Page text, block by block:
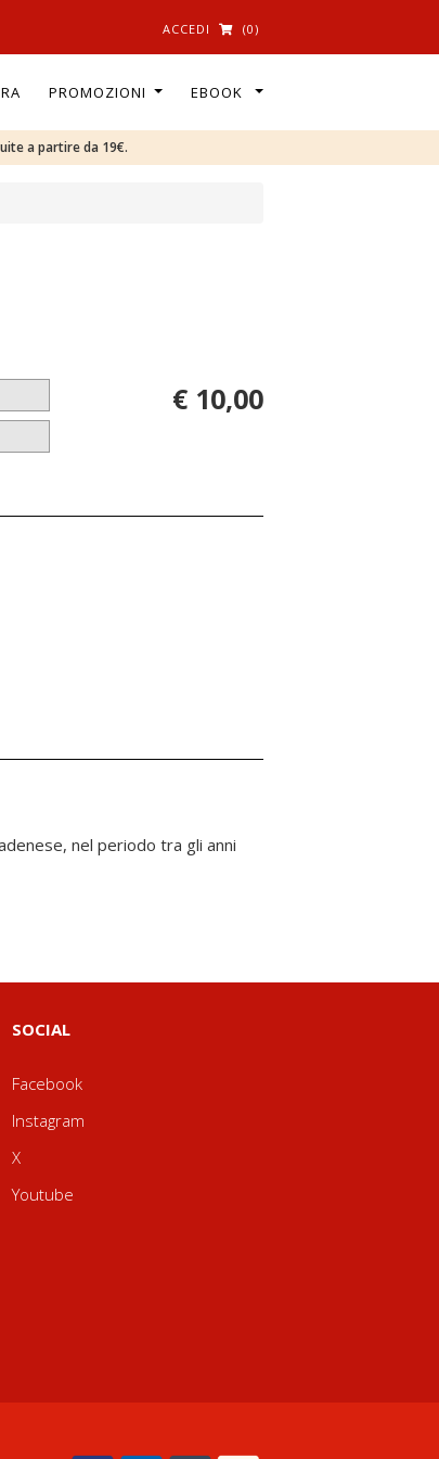
ACCEDI (0)
PROMOZIONI EBOOK
a partire da 19€.
€ 10,00
SOCIAL
Facebook
Instagram
X
Youtube